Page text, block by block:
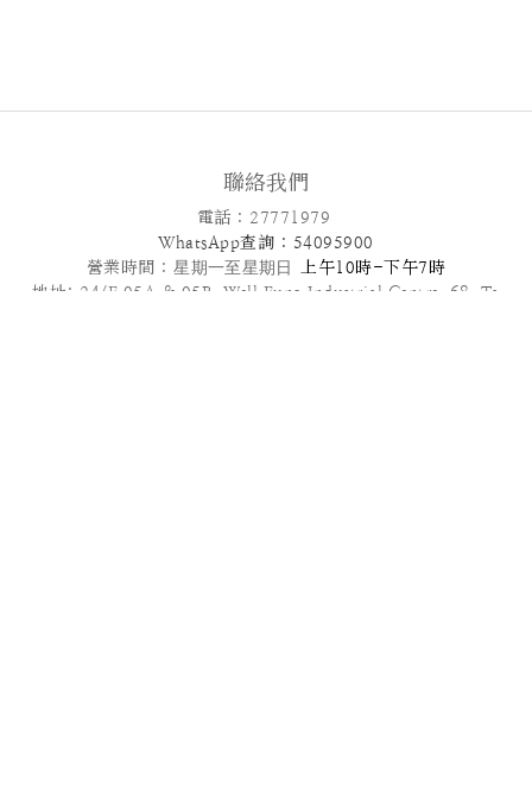
聯絡我們
電話 : 27771979
WhatsApp查詢 : 54095900
營業時間 :星期一至星期日
上午10時-下午7時
地址: 24/F,05A & 05B ,Well Fung Industrial Centre, 68 Ta